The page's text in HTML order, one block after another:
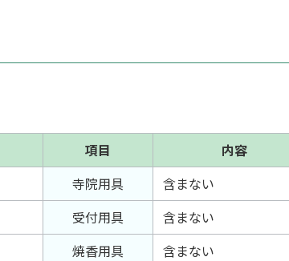
項目
内容
寺院用具
含まない
受付用具
含まない
焼香用具
含まない